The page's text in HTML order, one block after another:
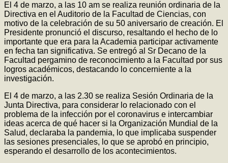
El 4 de marzo, a las 10 am se realiza reunión ordinaria de la
Directiva en el Auditorio de la Facultad de Ciencias, con
motivo de la celebración de su 50 aniversario de creación. El
Presidente pronunció el discurso, resaltando el hecho de lo
importante que era para la Academia participar activamente
en fecha tan significativa. Se entregó al Sr Decano de la
Facultad pergamino de reconocimiento a la Facultad por sus
logros académicos, destacando lo concerniente a la
investigación.
El 4 de marzo, a las 2.30 se realiza Sesión Ordinaria de la
Junta Directiva, para considerar lo relacionado con el
problema de la infección por el coronavirus e intercambiar
ideas acerca de qué hacer si la Organización Mundial de la
Salud, declaraba la pandemia, lo que implicaba suspender
las sesiones presenciales, lo que se aprobó en principio,
esperando el desarrollo de los acontecimientos.